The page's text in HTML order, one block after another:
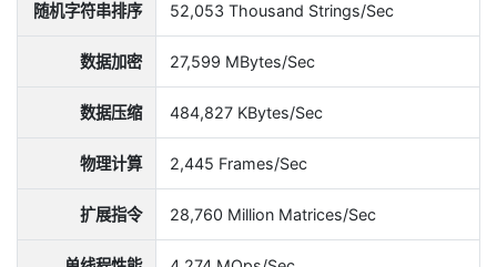
随机字符串排序 52,053 Thousand Strings/Sec
数据加密 27,599 MBytes/Sec
数据压缩 484,827 KBytes/Sec
物理计算 2,445 Frames/Sec
扩展指令 28,760 Million Matrices/Sec